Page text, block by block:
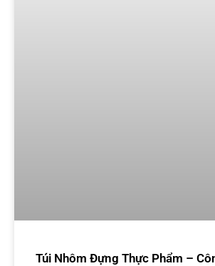
Túi Nhôm Đựng Thực Phẩm –